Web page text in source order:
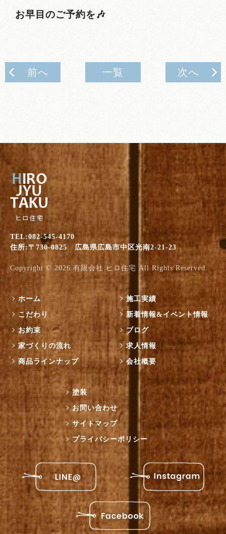
お早目のご予約を🎶
前へ 一覧 次へ
TEL:082-545-4170
住所:〒730-0825 広島県広島市中区光南2-21-23
Copyright © 2026 有限会社 ヒロ住宅 All Rights Reserved.
ホーム
こだわり
お約束
家づくりの流れ
商品ラインナップ
施工実績
新着情報&イベント情報
ブログ
求人情報
会社概要
塗装
お問い合わせ
サイトマップ
プライバシーポリシー